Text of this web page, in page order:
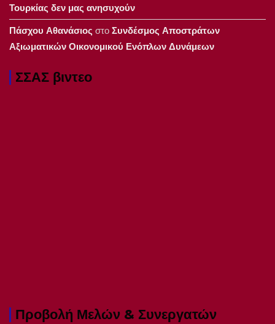
Τουρκίας δεν μας ανησυχούν
Πάσχου Αθανάσιος στοΣυνδέσμος Αποστράτων
Αξιωματικών Οικονομικού Ενόπλων Δυνάμεων
ΣΣΑΣ βιντεο
Προβολή Μελών & Συνεργατών